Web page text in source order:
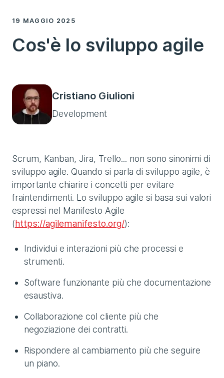
19 MAGGIO 2025
Cos'è lo sviluppo agile
Cristiano Giulioni
Development
Scrum, Kanban, Jira, Trello... non sono sinonimi di
sviluppo agile. Quando si parla di sviluppo agile, è
importante chiarire i concetti per evitare
fraintendimenti. Lo sviluppo agile si basa sui valori
espressi nel Manifesto Agile
(https://agilemanifesto.org/):
Individui e interazioni più che processi e
strumenti.
Software funzionante più che documentazione
esaustiva.
Collaborazione col cliente più che
negoziazione dei contratti.
Rispondere al cambiamento più che seguire
un piano.